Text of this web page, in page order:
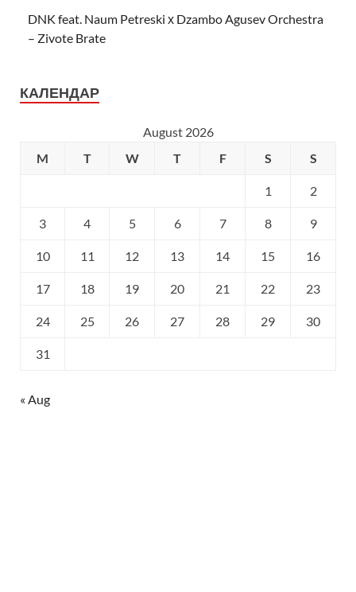
DNK feat. Naum Petreski х Dzambo Agusev Orchestra
– Zivote Brate
КАЛЕНДАР
August 2026
M
T W T F S S
1 2
3 4 5 6 7 8 9
10 11 12 13 14 15 16
17 18 19 20 21 22 23
24 25 26 27 28 29 30
31
« Aug